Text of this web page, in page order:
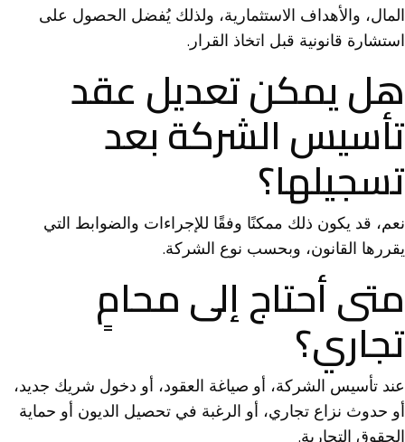
المال، والأهداف الاستثمارية، ولذلك يُفضل الحصول على
استشارة قانونية قبل اتخاذ القرار.
هل يمكن تعديل عقد
تأسيس الشركة بعد
تسجيلها؟
نعم، قد يكون ذلك ممكنًا وفقًا للإجراءات والضوابط التي
يقررها القانون، وبحسب نوع الشركة.
متى أحتاج إلى محامٍ
تجاري؟
عند تأسيس الشركة، أو صياغة العقود، أو دخول شريك جديد،
أو حدوث نزاع تجاري، أو الرغبة في تحصيل الديون أو حماية
الحقوق التجارية.